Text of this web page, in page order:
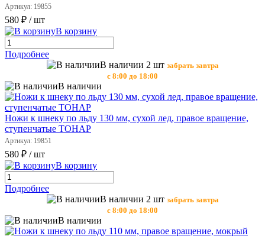
Артикул: 19855
580 ₽ / шт
В корзину
Подробнее
В наличии 2 шт забрать завтра
с 8:00 до 18:00
В наличии
Ножи к шнеку по льду 130 мм, сухой лед, правое вращение,
ступенчатые ТОНАР
Артикул: 19851
580 ₽ / шт
В корзину
Подробнее
В наличии 2 шт забрать завтра
с 8:00 до 18:00
В наличии